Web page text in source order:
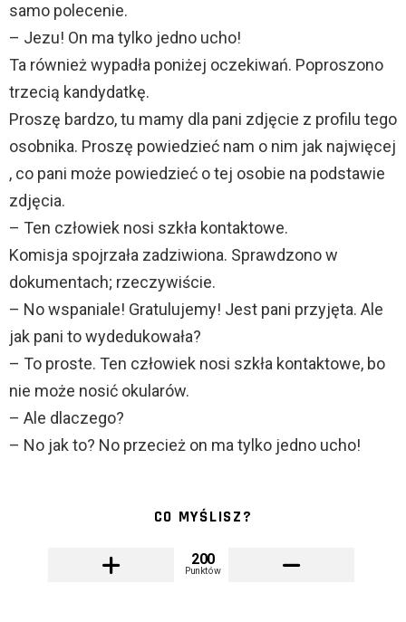
samo polecenie.
– Jezu! On ma tylko jedno ucho!
Ta również wypadła poniżej oczekiwań. Poproszono
trzecią kandydatkę.
Proszę bardzo, tu mamy dla pani zdjęcie z profilu tego
osobnika. Proszę powiedzieć nam o nim jak najwięcej
, co pani może powiedzieć o tej osobie na podstawie
zdjęcia.
– Ten człowiek nosi szkła kontaktowe.
Komisja spojrzała zadziwiona. Sprawdzono w
dokumentach; rzeczywiście.
– No wspaniale! Gratulujemy! Jest pani przyjęta. Ale
jak pani to wydedukowała?
– To proste. Ten człowiek nosi szkła kontaktowe, bo
nie może nosić okularów.
– Ale dlaczego?
– No jak to? No przecież on ma tylko jedno ucho!
CO MYŚLISZ?
200
Punktów